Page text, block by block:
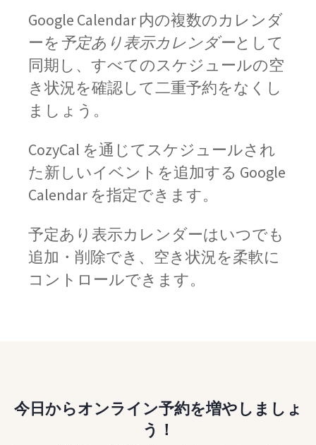
Google Calendar 内の複数のカレンダ
ーを予定あり表示カレンダーとして
同期し、すべてのスケジュールの空
き状況を確認して二重予約をなくし
ましょう。
CozyCal を通じてスケジュールされ
た新しいイベントを追加する Google
Calendar を指定できます。
予定あり表示カレンダーはいつでも
追加・削除でき、空き状況を柔軟に
コントロールできます。
今日からオンライン予約を増やしましょ
う！